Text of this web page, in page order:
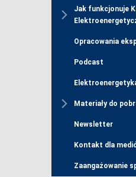
Jak funkcjonuje
Opracowania
Podcast
Materiały do
Newsletter
Kontakt dla
Zaangażowanie